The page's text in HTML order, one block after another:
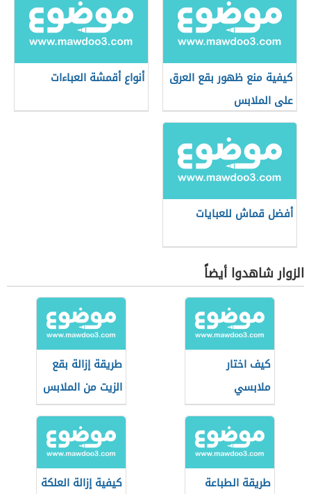
كيفية منع ظهور بقع العرق
على الملابس
أنواع أقمشة العباءات
أفضل قماش للعبايات
الزوار شاهدوا أيضاً
كيف اختار
ملابسي
طريقة إزالة بقع
الزيت من الملابس
طريقة الطباعة
كيفية إزالة العلكة